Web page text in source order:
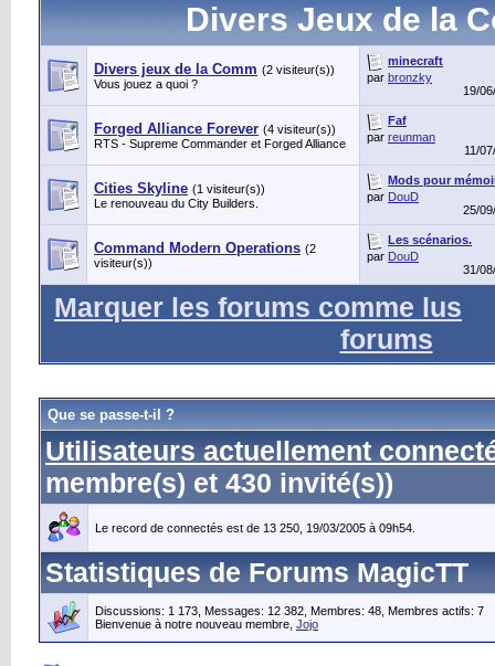
Divers Jeux de la
Divers jeux de la Comm (2 visiteur(s))
Vous jouez a quoi ?
minecraft
par bronzky
19/
Forged Alliance Forever (4 visiteur(s))
RTS - Supreme Commander et Forged Alliance
Faf
par reunman
11/
Cities Skyline (1 visiteur(s))
Le renouveau du City Builders.
Mods pour
par DouD
25/
Command Modern Operations (2
visiteur(s))
Les scénarios.
par DouD
31/
Marquer les forums comme lus
forums
Que se passe-t-il ?
Utilisateurs actuellement
membre(s) et 430 invité(s))
Le record de connectés est de 13 250, 19/03/2005 à 09h54.
Statistiques de Forums MagicTT
Discussions: 1 173, Messages: 12 382, Membres: 48, Membres actifs: 7
Bienvenue à notre nouveau membre, Jojo